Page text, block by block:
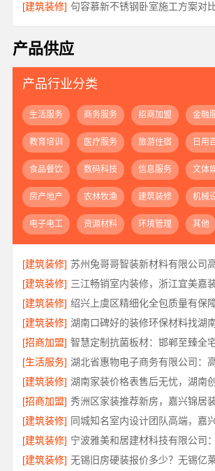
[建筑装修] 句容慕新不锈钢卧室施工方案对
产品供应
产品行业分类
生活服务 商务服务 招商加盟 金融
教育培训 医疗服务 旅游住宿 日用
食品餐饮 数码科技 信息服务 文体
房产地产 农林牧渔 建筑装修 机械
电子电工 资源材料 环境管理 其他
[建筑装修]
[建筑装修]
[建筑装修]
[建筑装修]
[招商加盟] 智慧定制抗菌板材：邯郸至臻全
[生活服务]
[建筑装修]
[招商加盟] 秀洲区家装推荐新房，嘉兴锦居
[建筑装修]
[建筑装修]
[建筑装修]